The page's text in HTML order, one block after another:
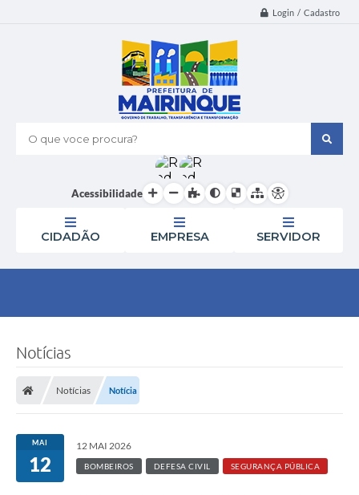
Login / Cadastro
O que voce procura?
Acessibilidade
CIDADÃO EMPRESA SERVIDOR
Notícias
Notícias Notícia
MAI
12
12 MAI 2026
BOMBEIROS DEFESA CIVIL SEGURANÇA PÚBLICA